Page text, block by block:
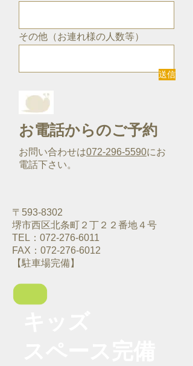
その他（お連れ様の人数等）
送信
お電話からのご予約
お問い合わせは072-296-5590にお
電話下さい。
〒593-8302
堺市西区北条町２丁２２番地４号
TEL：072-276-6011
FAX：072-276-6012
【駐車場完備】